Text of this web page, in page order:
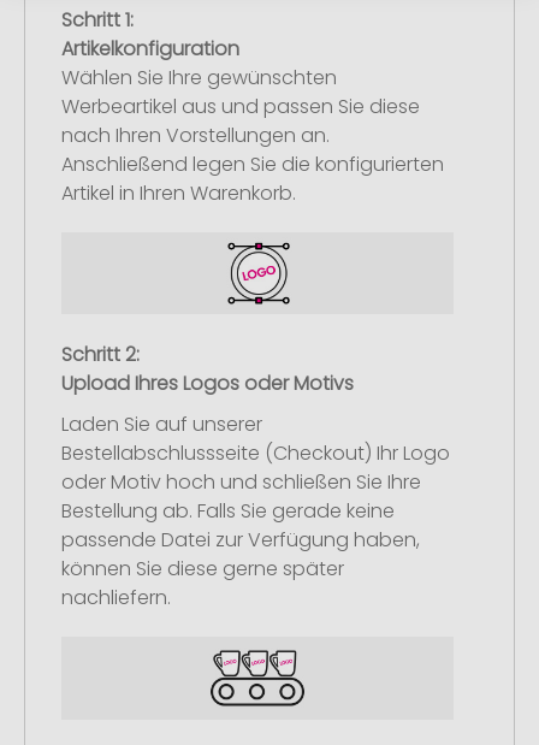
Schritt 1:
Artikelkonfiguration
Wählen Sie Ihre gewünschten
Werbeartikel aus und passen Sie diese
nach Ihren Vorstellungen an.
Anschließend legen Sie die konfigurierten
Artikel in Ihren Warenkorb.
Schritt 2:
Upload Ihres Logos oder Motivs
Laden Sie auf unserer
Bestellabschlussseite (Checkout) Ihr Logo
oder Motiv hoch und schließen Sie Ihre
Bestellung ab. Falls Sie gerade keine
passende Datei zur Verfügung haben,
können Sie diese gerne später
nachliefern.